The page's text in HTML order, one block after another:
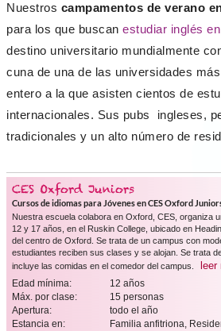
Nuestros campamentos de verano
para los que buscan estudiar inglés
destino universitario mundialmente
cuna de una de las universidades
entero a la que asisten cientos de
internacionales. Sus pubs ingleses,
tradicionales y un alto número de
CES Oxford Juniors
Cursos de idiomas para Jóvenes en CES Oxford
Nuestra escuela colabora en Oxford, CES, organiza
12 y 17 años, en el Ruskin College, ubicado en
del centro de Oxford. Se trata de un campus con
estudiantes reciben sus clases y se alojan. Se trata
incluye las comidas en el comedor del campus.
Edad mínima:
12 años
Máx. por clase:
15 personas
Apertura:
todo el año
Estancia en:
Familia anfitriona,